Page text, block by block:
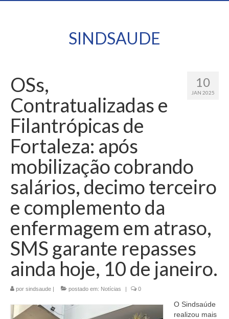
SINDSAUDE
10
JAN 2025
OSs,
Contratualizadas e
Filantrópicas de
Fortaleza: após
mobilização cobrando
salários, decimo terceiro
e complemento da
enfermagem em atraso,
SMS garante repasses
ainda hoje, 10 de janeiro.
por sindsaude | postado em: Notícias | 0
O Sindsaúde
realizou mais